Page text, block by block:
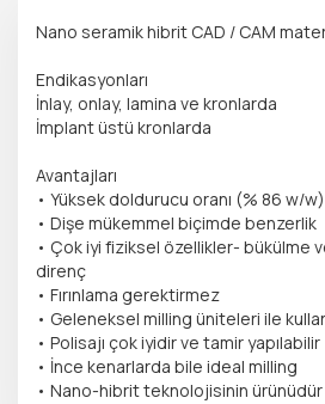
Nano seramik hibrit CAD / CAM
Endikasyonları
İnlay, onlay, lamina ve kronlarda
İmplant üstü kronlarda
Avantajları
• Yüksek doldurucu oranı (% 86 w/w)
• Dişe mükemmel biçimde benzerlik
• Çok iyi fiziksel özellikler- bükülme
direnç
• Fırınlama gerektirmez
• Geleneksel milling üniteleri ile
• Polisajı çok iyidir ve tamir yapılabilir
• İnce kenarlarda bile ideal milling
• Nano-hibrit teknolojisinin ürünüdür